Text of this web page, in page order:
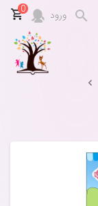
ورود 0